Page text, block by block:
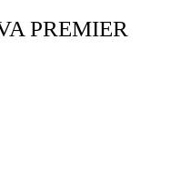
PREMIER